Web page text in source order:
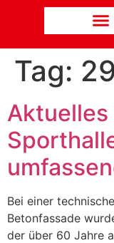
Tag:
Aktuelles
Bei einer
Betonfassade
der über 60 Jahre